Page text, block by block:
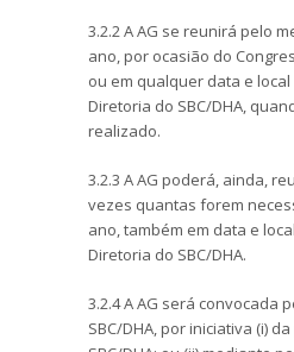
3.2.2 A AG se reunirá pelo
ano, por ocasião do
ou em qualquer data e
Diretoria do SBC/DHA,
realizado.
3.2.3 A AG poderá, ainda,
vezes quantas forem
ano, também em data e
Diretoria do SBC/DHA.
3.2.4 A AG será convocada
SBC/DHA, por iniciativa (i)